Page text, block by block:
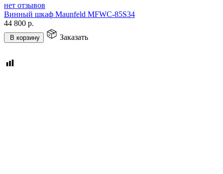
нет отзывов
Винный шкаф Maunfeld MFWC-85S34
44 800 р.
В корзину Заказать